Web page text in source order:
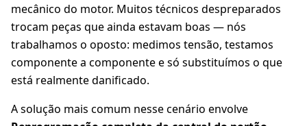
mecânico do motor. Muitos técnicos despreparados
trocam peças que ainda estavam boas — nós
trabalhamos o oposto: medimos tensão, testamos
componente a componente e só substituímos o que
está realmente danificado.
A solução mais comum nesse cenário envolve